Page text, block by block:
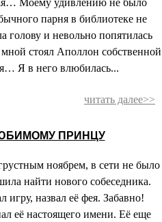
Моему удивлению не было
парня в библиотеке не
голову и невольно попятилась
стоял Аполлон собственной
Я в него влюбилась...
читать далее>>
ПРИНЦУ
ноябрем, в сети не было
найти нового собеседника.
назвал её фея. Забавно!
её настоящего имени. Её еще